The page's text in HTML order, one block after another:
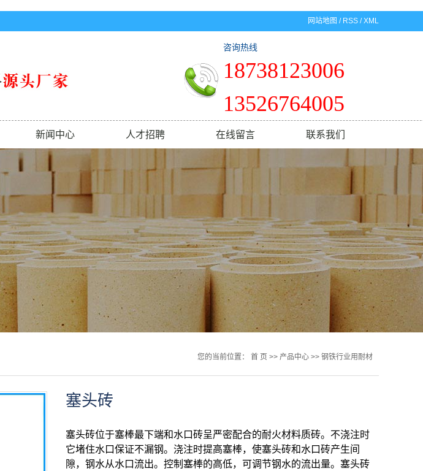
网站地图 / RSS /XML
咨询热线
18738123006
13526764005
新闻中心 人才招聘 在线留言 联系我们
您的当前位置： 首 页 >> 产品中心 >> 钢铁行业用耐材
塞头砖
塞头砖位于塞棒最下端和水口砖呈严密配合的耐火材料质砖。不浇注时
它堵住水口保证不漏钢。浇注时提高塞棒，使塞头砖和水口砖产生间
隙，钢水从水口流出。控制塞棒的高低，可调节钢水的流出量。塞头砖